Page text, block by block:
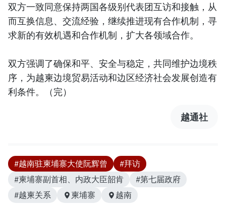
双方一致同意保持两国各级别代表团互访和接触，从
而互换信息、交流经验，继续推进现有合作机制，寻
求新的有效机遇和合作机制，扩大各领域合作。
双方强调了确保和平、安全与稳定，共同维护边境秩
序，为越柬边境贸易活动和边区经济社会发展创造有
利条件。（完）
越通社
#越南驻柬埔寨大使阮辉曾
#拜访
#柬埔寨副首相、内政大臣韶肯
#第七届政府
#越柬关系
柬埔寨 越南